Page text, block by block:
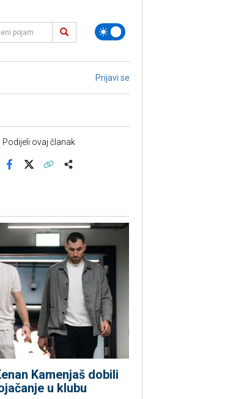
Prijavi se
Podijeli ovaj članak
Kamenjaš dobili
u klubu